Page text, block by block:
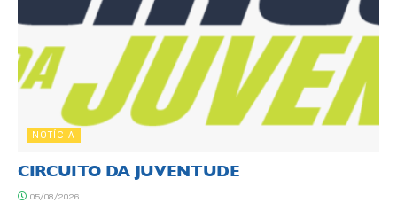
NOTÍCIA
CIRCUITO DA JUVENTUDE
05/08/2026